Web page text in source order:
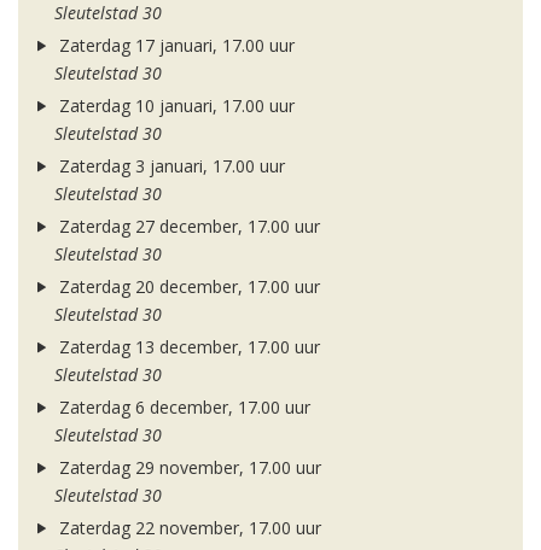
Sleutelstad 30
Zaterdag 17 januari, 17.00 uur
Sleutelstad 30
Zaterdag 10 januari, 17.00 uur
Sleutelstad 30
Zaterdag 3 januari, 17.00 uur
Sleutelstad 30
Zaterdag 27 december, 17.00 uur
Sleutelstad 30
Zaterdag 20 december, 17.00 uur
Sleutelstad 30
Zaterdag 13 december, 17.00 uur
Sleutelstad 30
Zaterdag 6 december, 17.00 uur
Sleutelstad 30
Zaterdag 29 november, 17.00 uur
Sleutelstad 30
Zaterdag 22 november, 17.00 uur